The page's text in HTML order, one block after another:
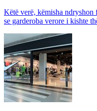
Këtë verë, këmisha
se garderoba verore i kishte